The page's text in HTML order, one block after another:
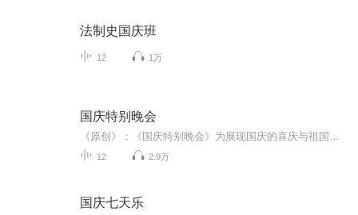
法制史国庆班
12 1万
国庆特别晚会
12 2.9万
国庆七天乐